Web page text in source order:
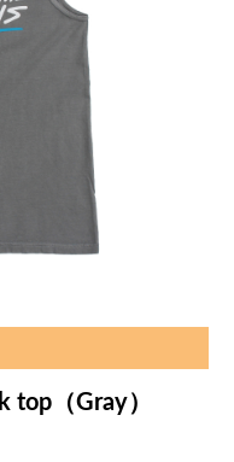
top（Gray）